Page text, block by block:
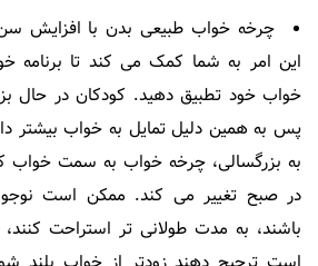
چرخه خواب طبیعی بدن با افزایش
این امر به شما کمک می کند تا برنامه
خواب خود تطبیق دهید. کودکان در حال
پس به همین دلیل تمایل به خواب بیشتر
به بزرگسالی، چرخه خواب به سمت خواب
در صبح تغییر می کند. ممکن است
باشند، به مدت طولانی تر استراحت